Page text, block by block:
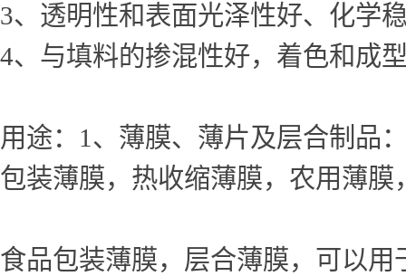
3、透明性和表面光泽性好、化学
4、与填料的掺混性好，着色和成
用途：1、薄膜、薄片及层合制品
包装薄膜，热收缩薄膜，农用薄膜
食品包装薄膜，层合薄膜，可以